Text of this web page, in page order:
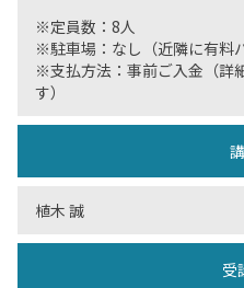
※定員数：8人
※駐車場：なし（近隣に有料
※支払方法：事前ご入金（詳
す）
植木 誠
受